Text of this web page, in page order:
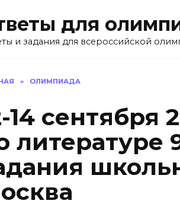
для
и задания для всероссийской
» ОЛИМПИАДА
14
литературе